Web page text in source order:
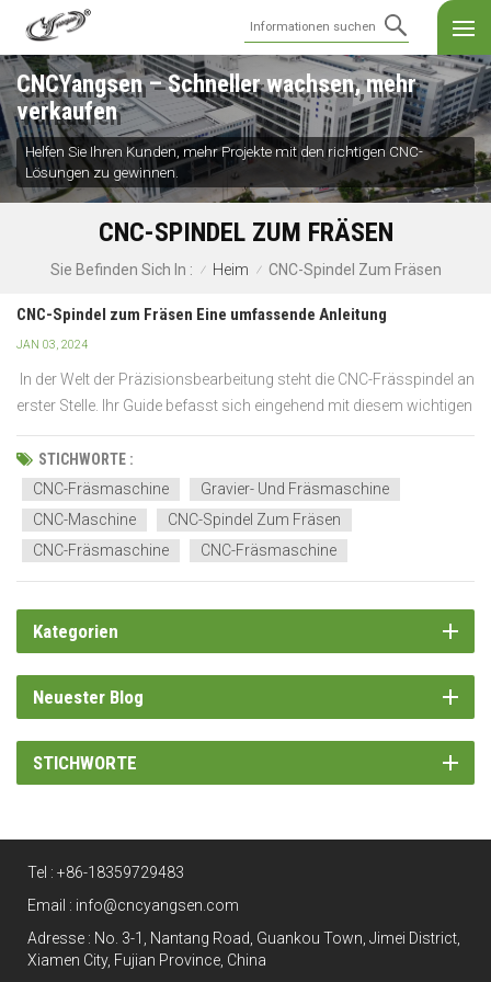
CNCYangsen – Schneller wachsen, mehr
verkaufen
Helfen Sie Ihren Kunden, mehr Projekte mit den richtigen CNC-
Lösungen zu gewinnen.
CNC-SPINDEL ZUM FRÄSEN
Sie Befinden Sich In : / Heim / CNC-Spindel Zum Fräsen
CNC-Spindel zum Fräsen Eine umfassende Anleitung
JAN 03, 2024
In der Welt der Präzisionsbearbeitung steht die CNC-Frässpindel an
erster Stelle. Ihr Guide befasst sich eingehend mit diesem wichtigen
Werkzeug. Durch diesen umfassenden Leitfaden erhalten Sie
Einblicke in die Auswahl und Wartung. Das Ziel: Sie mit Wissen
direkt von Branchenexperten auszustat...
STICHWORTE :
CNC-Fräsmaschine
Gravier- Und Fräsmaschine
CNC-Maschine
CNC-Spindel Zum Fräsen
CNC-Fräsmaschine
CNC-Fräsmaschine
Kategorien
Neuester Blog
STICHWORTE
Tel : +86-18359729483
Email : info@cncyangsen.com
Adresse : No. 3-1, Nantang Road, Guankou Town, Jimei District,
Xiamen City, Fujian Province, China